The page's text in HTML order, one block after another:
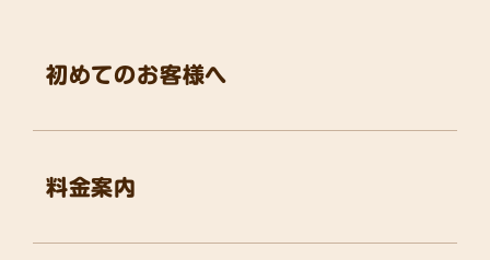
初めてのお客様へ
料金案内